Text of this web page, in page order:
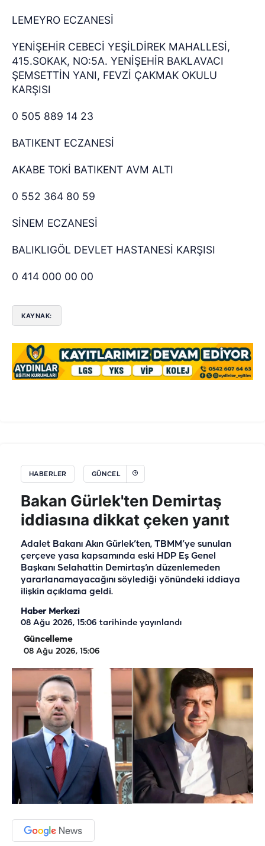
LEMEYRO ECZANESİ
YENİŞEHİR CEBECİ YEŞİLDİREK MAHALLESİ,
415.SOKAK, NO:5A. YENİŞEHİR BAKLAVACI
ŞEMSETTİN YANI, FEVZİ ÇAKMAK OKULU
KARŞISI
0 505 889 14 23
BATIKENT ECZANESİ
AKABE TOKİ BATIKENT AVM ALTI
0 552 364 80 59
SİNEM ECZANESİ
BALIKLIGÖL DEVLET HASTANESİ KARŞISI
0 414 000 00 00
KAYNAK:
HABERLER GÜNCEL
Bakan Gürlek'ten Demirtaş
iddiasına dikkat çeken yanıt
Adalet Bakanı Akın Gürlek’ten, TBMM’ye sunulan
çerçeve yasa kapsamında eski HDP Eş Genel
Başkanı Selahattin Demirtaş’ın düzenlemeden
yararlanamayacağını söylediği yönündeki iddiaya
ilişkin açıklama geldi.
Haber Merkezi
08 Ağu 2026, 15:06 tarihinde yayınlandı
Güncelleme
08 Ağu 2026, 15:06